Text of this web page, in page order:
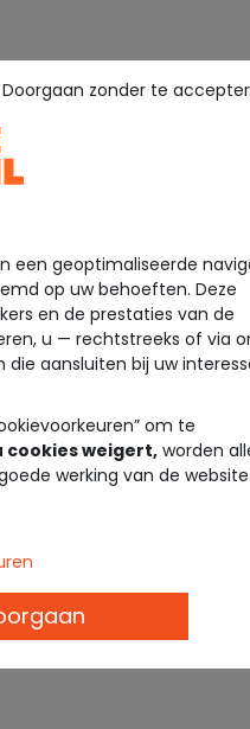
een geoptimaliseerde
op uw behoeften. Deze
en de prestaties van de
u — rechtstreeks of via
aansluiten bij uw
om te
cookies weigert, worden
werking van de website.
Doorgaan zonder te